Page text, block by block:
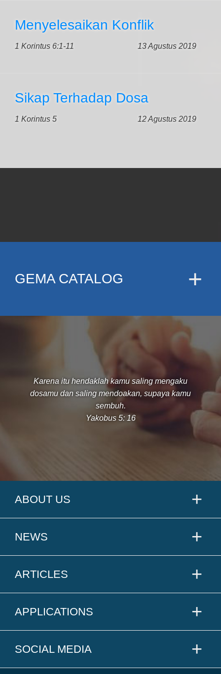
Menyelesaikan Konflik
1 Korintus 6:1-11 13 Agustus 2019
Sikap Terhadap Dosa
1 Korintus 5 12 Agustus 2019
GEMA CATALOG
Karena itu hendaklah kamu saling mengaku
dosamu dan saling mendoakan, supaya kamu
sembuh.
Yakobus 5: 16
ABOUT US
NEWS
ARTICLES
APPLICATIONS
SOCIAL MEDIA